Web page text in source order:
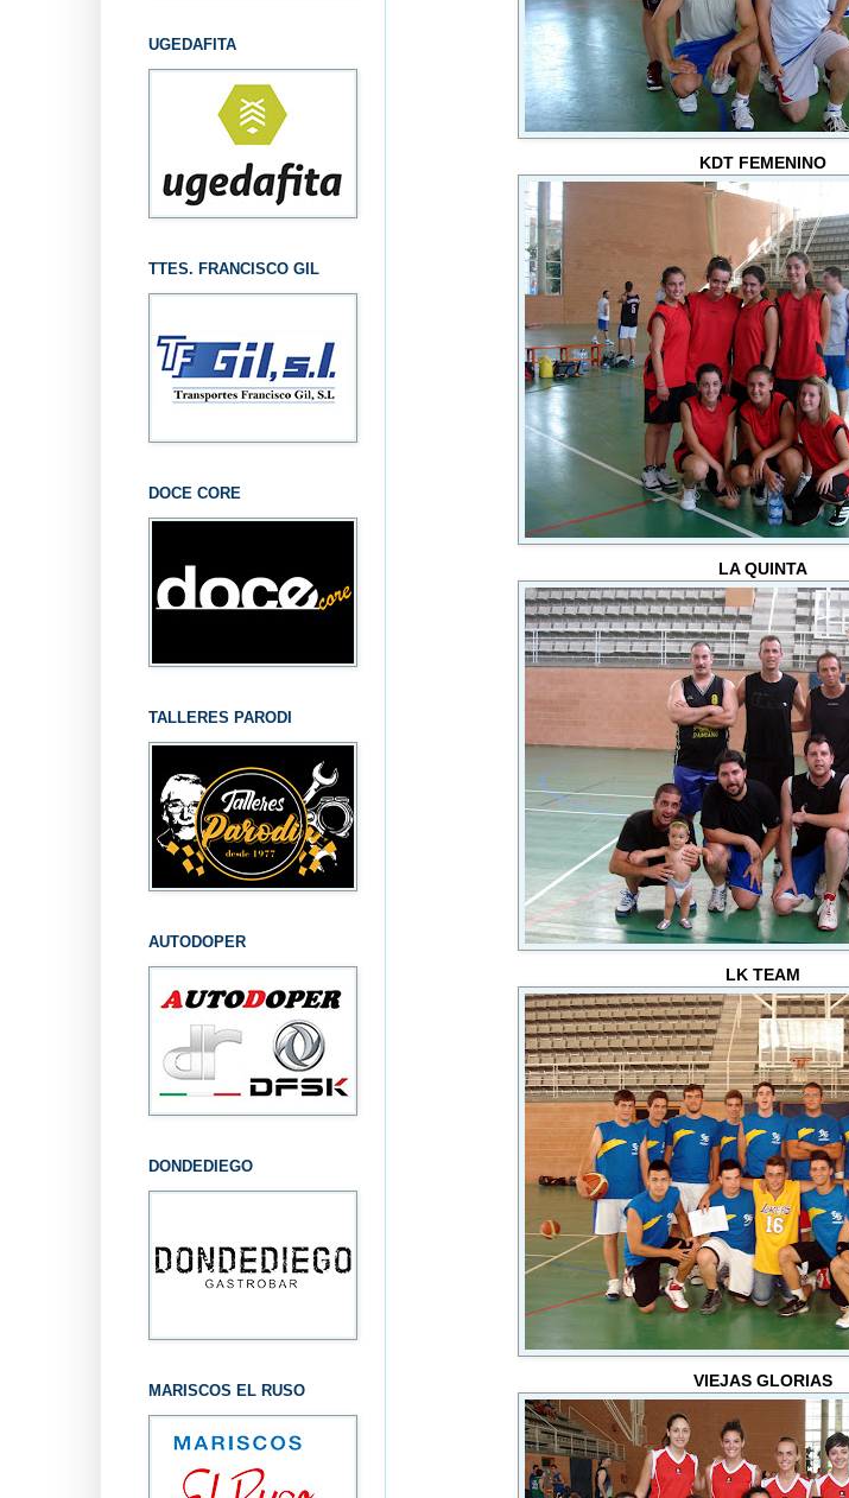
KDT FEMENINO
LA QUINTA
LK TEAM
VIEJAS GLORIAS
UGEDAFITA
TTES. FRANCISCO GIL
DOCE CORE
TALLERES PARODI
AUTODOPER
DONDEDIEGO
MARISCOS EL RUSO